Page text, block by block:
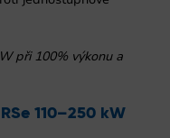
při 100% výkonu a
110–250 kW